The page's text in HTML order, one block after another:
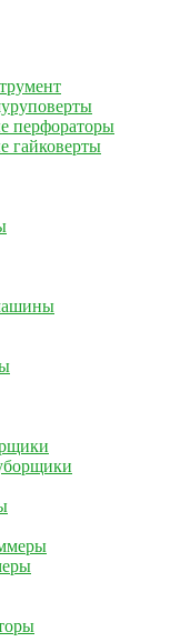
перфораторы
гайковерты